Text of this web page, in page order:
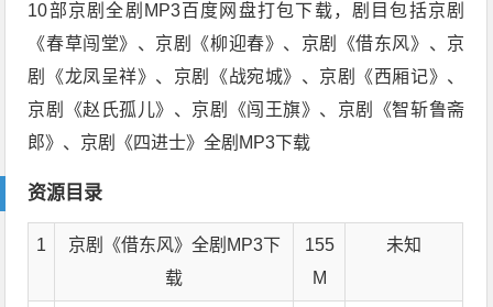
10部京剧全剧MP3百度网盘打包下载，剧目包括京剧
《春草闯堂》、京剧《柳迎春》、京剧《借东风》、京
剧《龙凤呈祥》、京剧《战宛城》、京剧《西厢记》、
京剧《赵氏孤儿》、京剧《闯王旗》、京剧《智斩鲁斋
郎》、京剧《四进士》全剧MP3下载
资源目录
1
京剧《借东风》全剧MP3下
载
155
M
未知